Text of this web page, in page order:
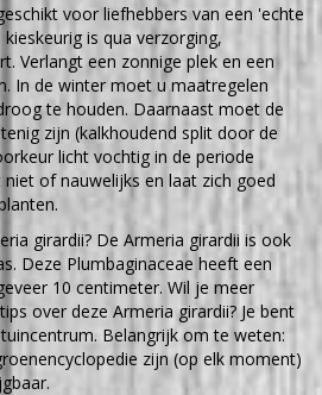
voor liefhebbers van een 'echte
is qua verzorging,
Verlangt een zonnige plek en een
In de winter moet u maatregelen
te houden. Daarnaast moet de
zijn (kalkhoudend split door de
licht vochtig in de periode
of nauwelijks en laat zich goed
girardii? De Armeria girardii is ook
Deze Plumbaginaceae heeft een
10 centimeter. Wil je meer
over deze Armeria girardii? Je bent
Belangrijk om te weten:
zijn (op elk moment)